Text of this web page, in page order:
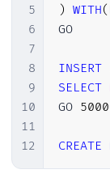
5
6
7
8
9
10
11
12
) WITH(
GO
INSERT
SELECT
GO
CREATE